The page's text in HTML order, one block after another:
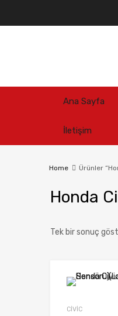
Ana Sayfa
İletişim
Home Ürünler
Honda
Tek bir sonuç
CİVİC